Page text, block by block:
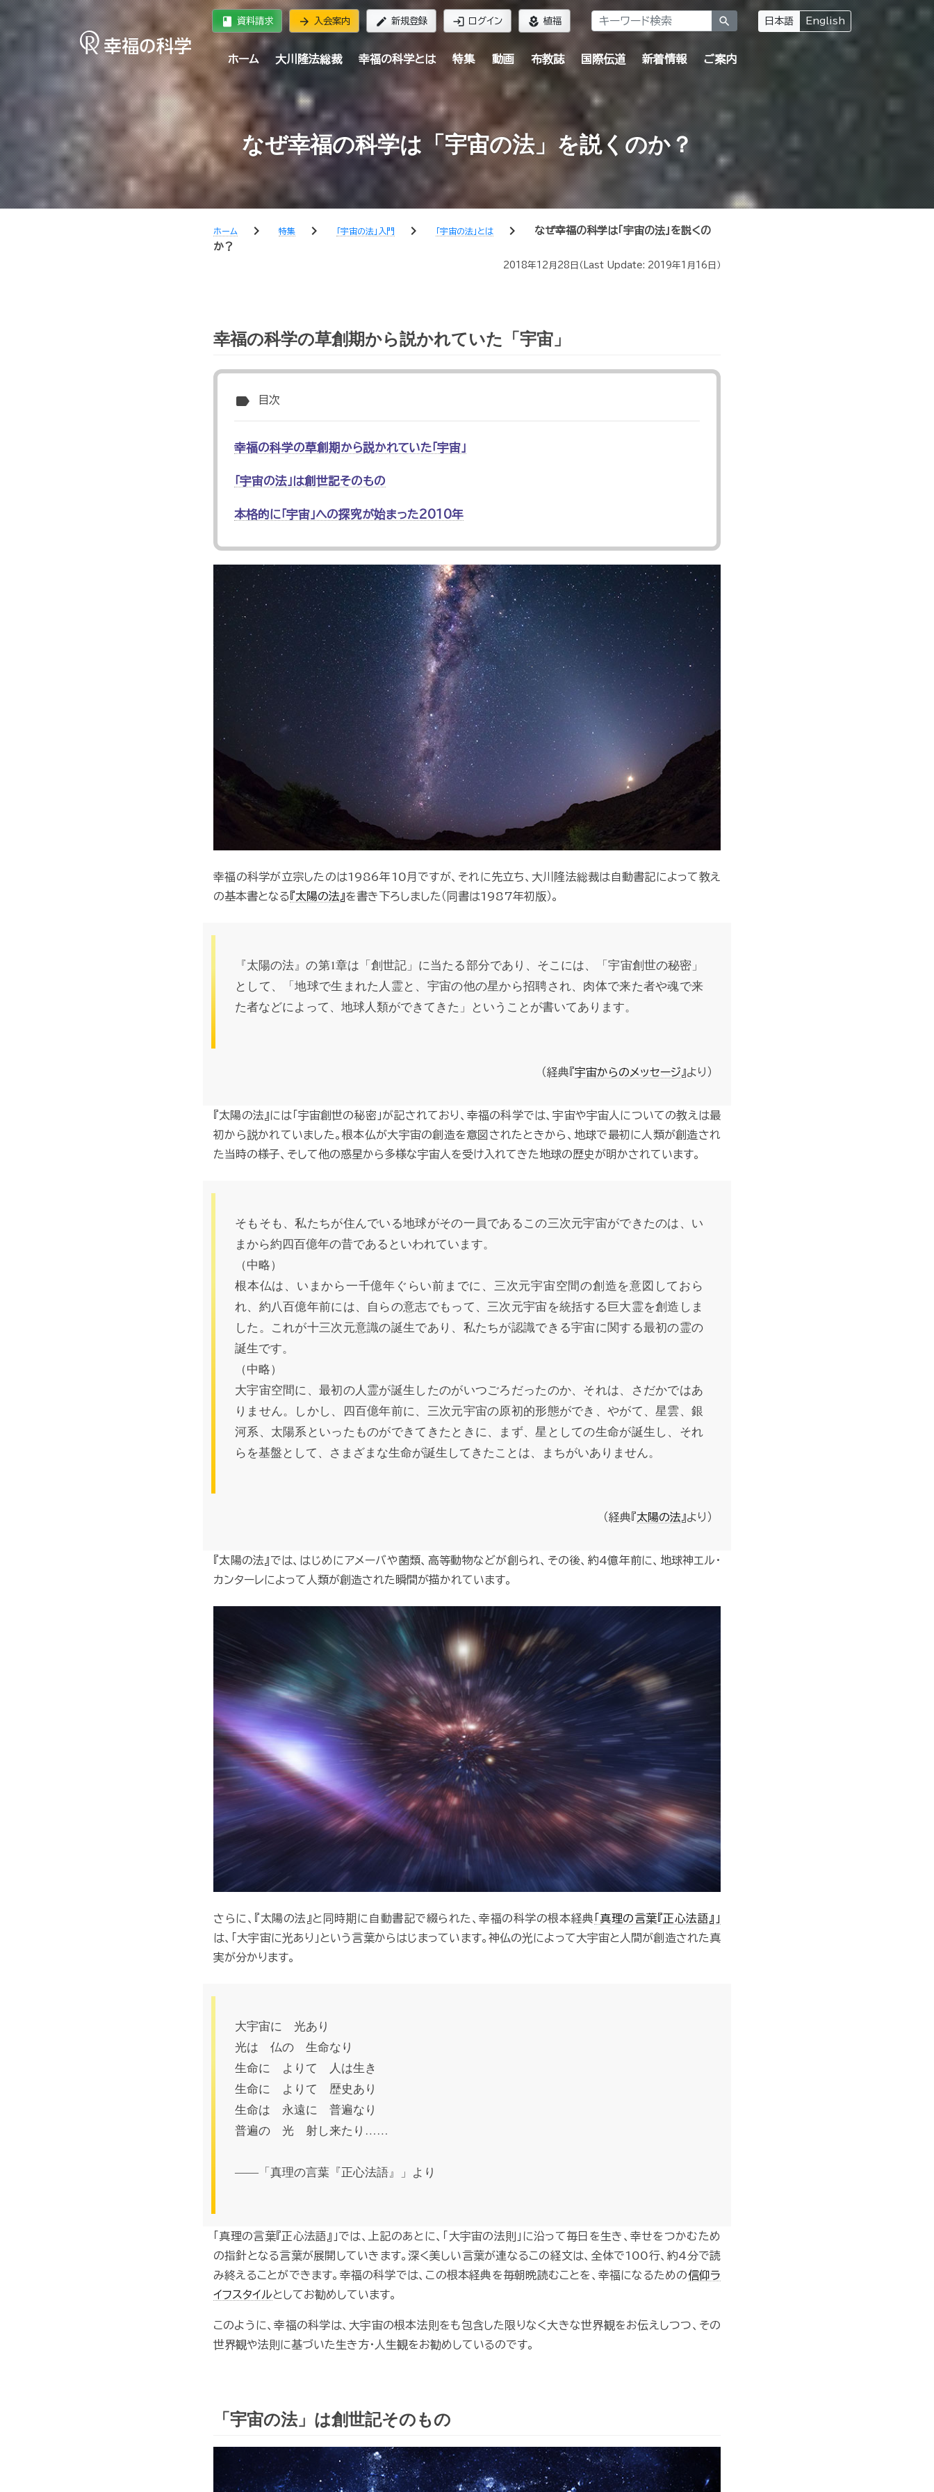
book 資料請求 arrow_forward 入会案内 edit 新規登録 login ログイン local_florist 植福 search 日本語 English
ホーム 大川隆法総裁 幸福の科学とは 特集 動画 布教誌 国際伝道 新着情報 ご案内
なぜ幸福の科学は「宇宙の法」を説くのか？
ホーム chevron_right 特集 chevron_right 「宇宙の法」入門 chevron_right 「宇宙の法」とは chevron_right
なぜ幸福の科学は「宇宙の法」を説くの
か？
2018年12月28日 （Last Update: 2019年1月16日 ）
幸福の科学の草創期から説かれていた「宇宙」
label 目次
幸福の科学の草創期から説かれていた「宇宙」
「宇宙の法」は創世記そのもの
本格的に「宇宙」への探究が始まった2010年
幸福の科学が立宗したのは1986年10月ですが、それに先立ち、大川隆法総裁は自動書記によって教え
の基本書となる 『太陽の法』を書き下ろしました（同書は1987年初版）。
『太陽の法』の第1章は「創世記」に当たる部分であり、そこには、「宇宙創世の秘密」
として、「地球で生まれた人霊と、宇宙の他の星から招聘され、肉体で来た者や魂で来
た者などによって、地球人類ができてきた」ということが書いてあります。
（経典『宇宙からのメッセージ 』より）
『太陽の法』には「宇宙創世の秘密」が記されており、幸福の科学では、宇宙や宇宙人についての教えは最
初から説かれていました。根本仏が大宇宙の創造を意図されたときから、地球で最初に人類が創造され
た当時の様子、そして他の惑星から多様な宇宙人を受け入れてきた地球の歴史が明かされています。
そもそも、私たちが住んでいる地球がその一員であるこの三次元宇宙ができたのは、い
まから約四百億年の昔であるといわれています。
（中略）
根本仏は、いまから一千億年ぐらい前までに、三次元宇宙空間の創造を意図しておら
れ、約八百億年前には、自らの意志でもって、三次元宇宙を統括する巨大霊を創造しま
した。これが十三次元意識の誕生であり、私たちが認識できる宇宙に関する最初の霊の
誕生です。
（中略）
大宇宙空間に、最初の人霊が誕生したのがいつごろだったのか、それは、さだかではあ
りません。しかし、四百億年前に、三次元宇宙の原初的形態ができ、やがて、星雲、銀
河系、太陽系といったものができてきたときに、まず、星としての生命が誕生し、それ
らを基盤として、さまざまな生命が誕生してきたことは、まちがいありません。
（経典『太陽の法』より）
『太陽の法』では、はじめにアメーバや菌類、高等動物などが創られ、その後、約4億年前に、地球神エル・
カンターレによって人類が創造された瞬間が描かれています。
さらに、『太陽の法』と同時期に自動書記で綴られた、幸福の科学の根本経典 「真理の言葉『正心法語』」
は、「大宇宙に光あり」という言葉からはじまっています。神仏の光によって大宇宙と人間が創造された真
実が分かります。
大宇宙に 光あり
光は 仏の 生命なり
生命に よりて 人は生き
生命に よりて 歴史あり
生命は 永遠に 普遍なり
普遍の 光 射し来たり……
――「真理の言葉『正心法語』」より
「真理の言葉『正心法語』」では、上記のあとに、「大宇宙の法則」に沿って毎日を生き、幸せをつかむため
の指針となる言葉が展開していきます。深く美しい言葉が連なるこの経文は、全体で100行、約4分で読
み終えることができます。幸福の科学では、この根本経典を毎朝晩読むことを、幸福になるための信仰ラ
イフスタイルとしてお勧めしています。
このように、幸福の科学は、大宇宙の根本法則をも包含した限りなく大きな世界観をお伝えしつつ、その
世界観や法則に基づいた生き方・人生観をお勧めしているのです。
「宇宙の法」は創世記そのもの